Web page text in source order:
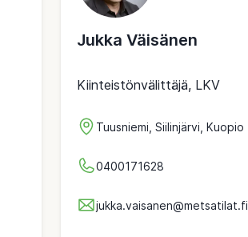
Jukka Väisänen
Kiinteistönvälittäjä, LKV
Tuusniemi, Siilinjärvi, Kuopio
0400171628
jukka.vaisanen@metsatilat.fi